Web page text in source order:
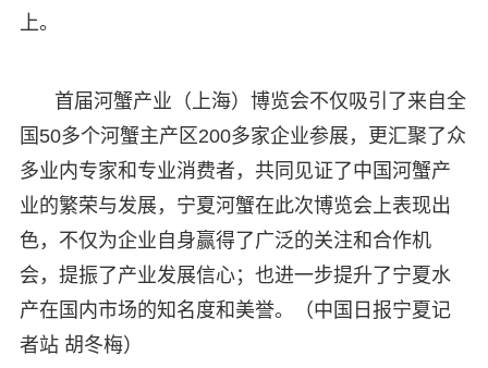
上。
首届河蟹产业（上海）博览会不仅吸引了来自全
国50多个河蟹主产区200多家企业参展，更汇聚了众
多业内专家和专业消费者，共同见证了中国河蟹产
业的繁荣与发展，宁夏河蟹在此次博览会上表现出
色，不仅为企业自身赢得了广泛的关注和合作机
会，提振了产业发展信心；也进一步提升了宁夏水
产在国内市场的知名度和美誉。（中国日报宁夏记
者站 胡冬梅）